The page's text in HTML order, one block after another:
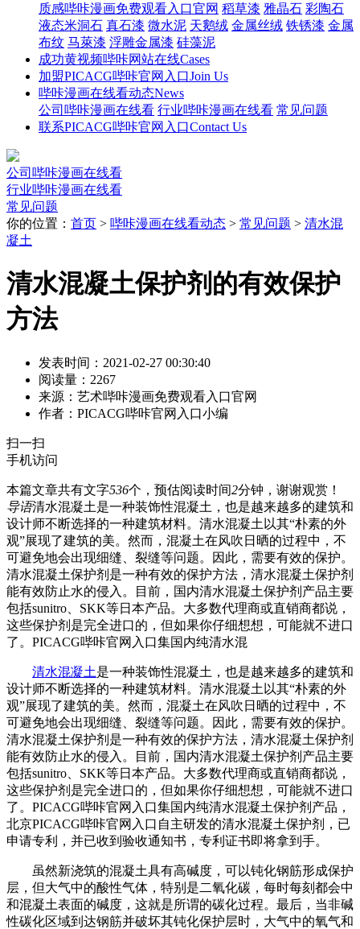
质感哔咔漫画免费观看入口官网 稻草漆 雅晶石 彩陶石
液态米洞石 真石漆 微水泥 天鹅绒 金属丝绒 铁锈漆 金属
布纹 马萊漆 浮雕金属漆 硅藻泥
成功黄视频哔咔网站在线Cases
加盟PICACG哔咔官网入口Join Us
哔咔漫画在线看动态News
公司哔咔漫画在线看 行业哔咔漫画在线看 常见问题
联系PICACG哔咔官网入口Contact Us
公司哔咔漫画在线看
行业哔咔漫画在线看
常见问题
你的位置： 首页 > 哔咔漫画在线看动态 > 常见问题 > 清水混
凝土
清水混凝土保护剂的有效保护
方法
发表时间：2021-02-27 00:30:40
阅读量：2267
来源：艺术哔咔漫画免费观看入口官网
作者：PICACG哔咔官网入口小编
扫一扫
手机访问
本篇文章共有文字536个，预估阅读时间2分钟，谢谢观赏！
导语清水混凝土是一种装饰性混凝土，也是越来越多的建筑和
设计师不断选择的一种建筑材料。清水混凝土以其“朴素的外
观”展现了建筑的美。然而，混凝土在风吹日晒的过程中，不
可避免地会出现细缝、裂缝等问题。因此，需要有效的保护。
清水混凝土保护剂是一种有效的保护方法，清水混凝土保护剂
能有效防止水的侵入。目前，国内清水混凝土保护剂产品主要
包括sunitro、SKK等日本产品。大多数代理商或直销商都说，
这些保护剂是完全进口的，但如果你仔细想想，可能就不进口
了。PICACG哔咔官网入口集国内纯清水混
清水混凝土是一种装饰性混凝土，也是越来越多的建筑和
设计师不断选择的一种建筑材料。清水混凝土以其“朴素的外
观”展现了建筑的美。然而，混凝土在风吹日晒的过程中，不
可避免地会出现细缝、裂缝等问题。因此，需要有效的保护。
清水混凝土保护剂是一种有效的保护方法，清水混凝土保护剂
能有效防止水的侵入。目前，国内清水混凝土保护剂产品主要
包括sunitro、SKK等日本产品。大多数代理商或直销商都说，
这些保护剂是完全进口的，但如果你仔细想想，可能就不进口
了。PICACG哔咔官网入口集国内纯清水混凝土保护剂产品，
北京PICACG哔咔官网入口自主研发的清水混凝土保护剂，已
申请专利，并已收到验收通知书，专利证书即将拿到手。
虽然新浇筑的混凝土具有高碱度，可以钝化钢筋形成保护
层，但大气中的酸性气体，特别是二氧化碳，每时每刻都会中
和混凝土表面的碱度，这就是所谓的碳化过程。最后，当非碱
性碳化区域到达钢筋并破坏其钝化保护层时，大气中的氧气和